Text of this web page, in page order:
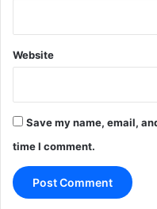
Website
Save my name, email,
time I comment.